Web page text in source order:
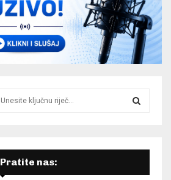
E
A
Pratite nas: